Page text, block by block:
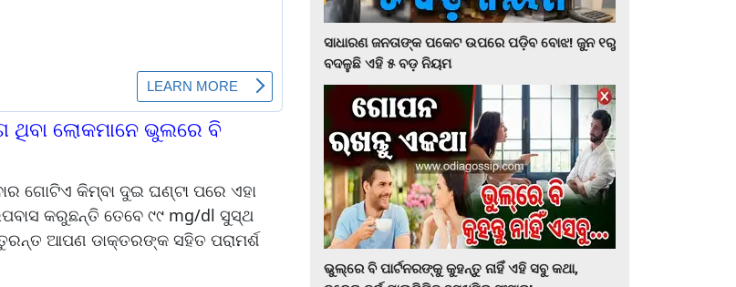
ଲୋକମାନେ ଭୁଲରେ ବି
ଗୋଟିଏ କିମ୍ବା ଦୁଇ ଘଣ୍ଟା ପରେ ଏହା
କରୁଛନ୍ତି ତେବେ ୯୯ mg/dl ସୁସ୍ଥ
ଆପଣ ଡାକ୍ତରଙ୍କ ସହିତ ପରାମର୍ଶ
ସାଧାରଣ ଜନତାଙ୍କ ପକେଟ ଉପରେ ପଡ଼ିବ ବୋଝ! ଜୁନ ୧ରୁ
ବଦଳୁଛି ଏହି ୫ ବଡ଼ ନିୟମ
ଭୁଲ୍‌ରେ ବି ପାର୍ଟନରଙ୍କୁ କୁହନ୍ତୁ ନାହିଁ ଏହି ସବୁ କଥା,